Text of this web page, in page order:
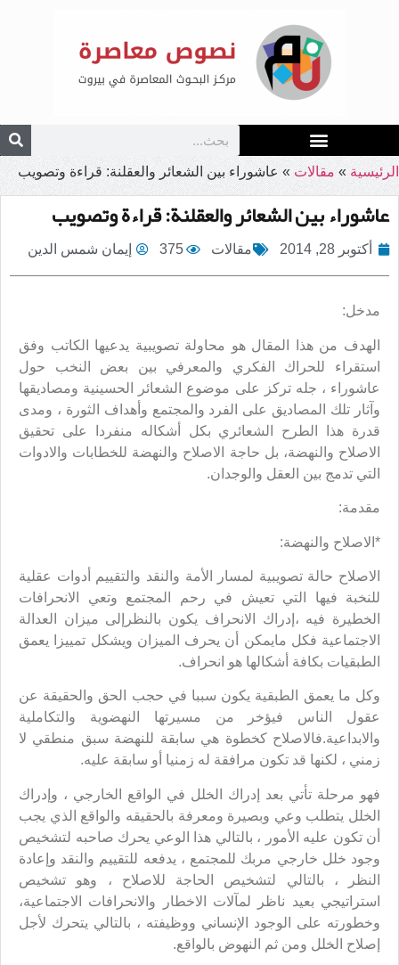
الرئيسية » مقالات » عاشوراء بين الشعائر والعقلنة: قراءة وتصويب
عاشوراء بين الشعائر والعقلنة: قراءة وتصويب
أكتوبر 28, 2014 مقالات 375 إيمان شمس الدين
مدخل:
الهدف من هذا المقال هو محاولة تصويبية يدعيها الكاتب وفق
استقراء للحراك الفكري والمعرفي بين بعض النخب حول
عاشوراء ، جله تركز على موضوع الشعائر الحسينية ومصاديقها
وآثار تلك المصاديق على الفرد والمجتمع وأهداف الثورة ، ومدى
قدرة هذا الطرح الشعائري بكل أشكاله منفردا على تحقيق
الاصلاح والنهضة، بل حاجة الاصلاح والنهضة للخطابات والادوات
التي تدمج بين العقل والوجدان.
مقدمة:
*الاصلاح والنهضة:
الاصلاح حالة تصويبية لمسار الأمة والنقد والتقييم أدوات عقلية
للنخبة فيها التي تعيش في رحم المجتمع وتعي الانحرافات
الخطيرة فيه ،إدراك الانحراف يكون بالنظرإلى ميزان العدالة
الاجتماعية فكل مايمكن أن يحرف الميزان ويشكل تمييزا يعمق
الطبقيات بكافة أشكالها هو انحراف.
وكل ما يعمق الطبقية يكون سببا في حجب الحق والحقيقة عن
عقول الناس فيؤخر من مسيرتها النهضوية والتكاملية
والابداعية.فالاصلاح كخطوة هي سابقة للنهضة سبق منطقي لا
زمني ، لكنها قد تكون مرافقة له زمنيا أو سابقة عليه.
فهو مرحلة تأتي بعد إدراك الخلل في الواقع الخارجي ، وإدراك
الخلل يتطلب وعي وبصيرة ومعرفة بالحقيقه والواقع الذي يجب
أن تكون عليه الأمور ، بالتالي هذا الوعي يحرك صاحبه لتشخيص
وجود خلل خارجي مربك للمجتمع ، يدفعه للتقييم والنقد وإعادة
النظر ، بالتالي لتشخيص الحاجة للاصلاح ، وهو تشخيص
استراتيجي بعيد ناظر لمآلات الاخطار والانحرافات الاجتماعية،
وخطورته على الوجود الإنساني ووظيفته ، بالتالي يتحرك لأجل
إصلاح الخلل ومن ثم النهوض بالواقع.